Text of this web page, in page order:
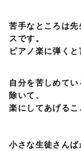
苦手なところは
スです。
ピアノ楽に弾くと
自分を苦しめて
除いて、
楽にしてあげるこ
小さな生徒さんば